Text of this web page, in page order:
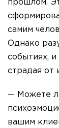
прошлом.
самим
Однако
событиях,
страдая от
— Можете
вашим